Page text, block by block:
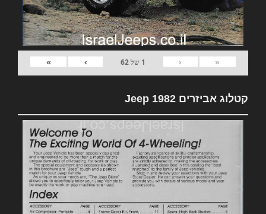
«
‹
1 של62
›
»
קטלוג אביזרים 1982 Jeep